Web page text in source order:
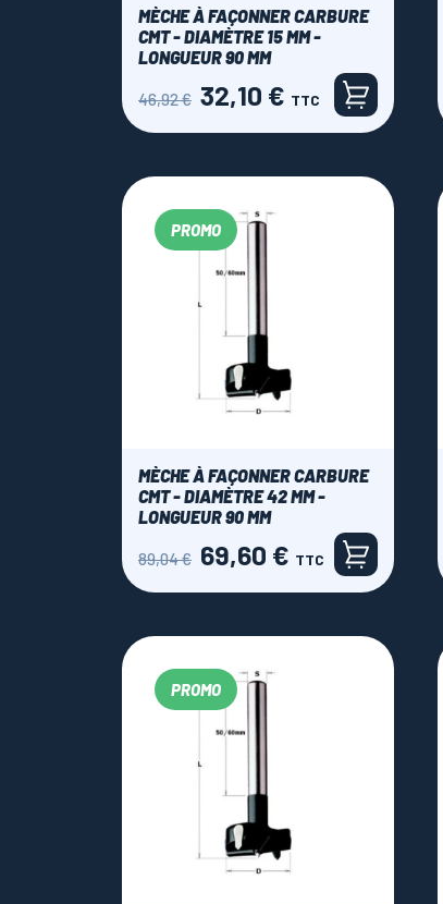
MÈCHE À FAÇONNER CARBURE
CMT - DIAMÈTRE 15 MM -
LONGUEUR 90 MM
Prix
base
46,92 € Prix
32,10 € TTC
PROMO
MÈCHE À FAÇONNER CARBURE
CMT - DIAMÈTRE 42 MM -
LONGUEUR 90 MM
Prix
base
89,04 € Prix
69,60 € TTC
PROMO